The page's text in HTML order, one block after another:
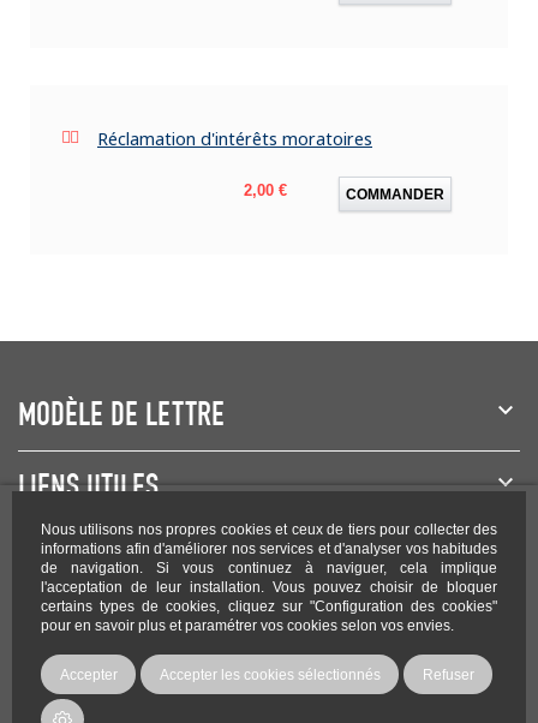
Nous utilisons nos propres cookies et ceux de tiers pour collecter des
informations afin d'améliorer nos services et d'analyser vos habitudes
de navigation. Si vous continuez à naviguer, cela implique
l'acceptation de leur installation. Vous pouvez choisir de bloquer
certains types de cookies, cliquez sur "Configuration des cookies"
pour en savoir plus et paramétrer vos cookies selon vos envies.
Accepter Accepter les cookies sélectionnés Refuser
Réclamation d'intérêts moratoires
Prix
2,00 € COMMANDER
MODÈLE DE LETTRE
LIENS UTILES
NEWSLETTER